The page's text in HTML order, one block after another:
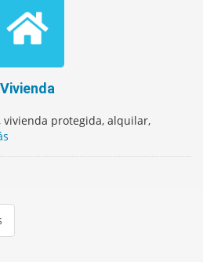
Vivienda
vivienda protegida, alquilar,